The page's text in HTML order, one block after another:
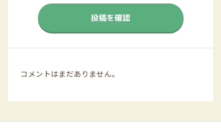
投稿を確認
コメントはまだありません。